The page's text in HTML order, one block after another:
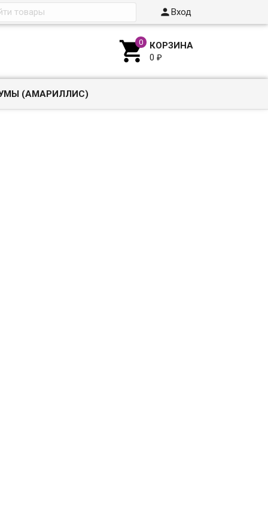
Вход
 КОРЗИНА
0₽
(АМАРИЛЛИС)